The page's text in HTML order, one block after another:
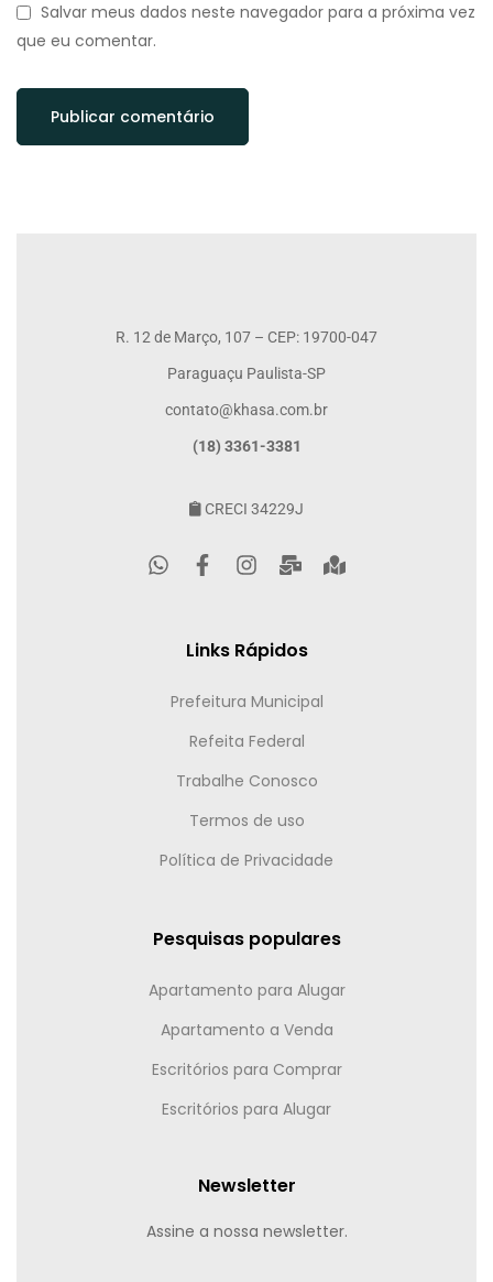
Salvar meus dados neste navegador para a próxima vez
que eu comentar.
R. 12 de Março, 107 – CEP: 19700-047
Paraguaçu Paulista-SP
contato@khasa.com.br
(18) 3361-3381
CRECI 34229J
Links Rápidos
Prefeitura Municipal
Refeita Federal
Trabalhe Conosco
Termos de uso
Política de Privacidade
Pesquisas populares
Apartamento para Alugar
Apartamento a Venda
Escritórios para Comprar
Escritórios para Alugar
Newsletter
Assine a nossa newsletter.